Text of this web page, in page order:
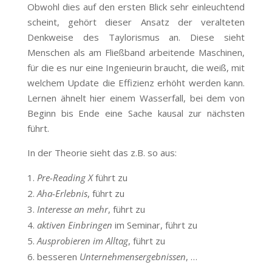
Obwohl dies auf den ersten Blick sehr einleuchtend
scheint, gehört dieser Ansatz der veralteten
Denkweise des Taylorismus an. Diese sieht
Menschen als am Fließband arbeitende Maschinen,
für die es nur eine Ingenieurin braucht, die weiß, mit
welchem Update die Effizienz erhöht werden kann.
Lernen ähnelt hier einem Wasserfall, bei dem von
Beginn bis Ende eine Sache kausal zur nächsten
führt.
In der Theorie sieht das z.B. so aus:
Pre-Reading Xführt zu
Aha-Erlebnis, führt zu
Interesse an mehr, führt zu
aktiven Einbringen im Seminar, führt zu
Ausprobieren im Alltag, führt zu
besseren Unternehmensergebnissen, …